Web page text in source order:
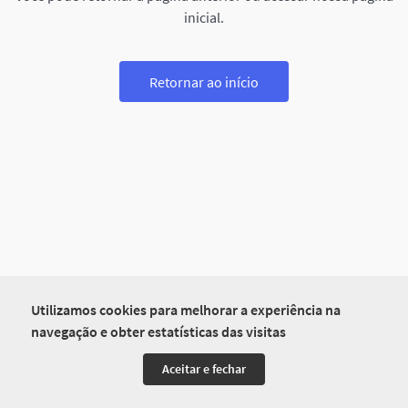
Utilizamos cookies para melhorar a experiência na
navegação e obter estatísticas das visitas
Aceitar e fechar
inicial.
Retornar ao início